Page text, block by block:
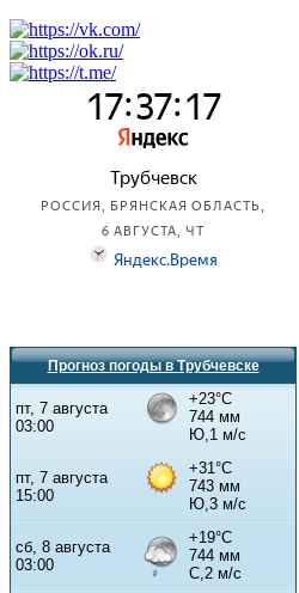
Прогноз погоды в Трубчевске